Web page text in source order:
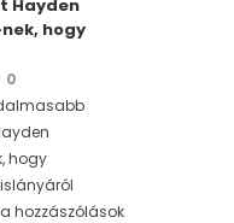
Hayden
hogy
0
hogy
a hozzászólások